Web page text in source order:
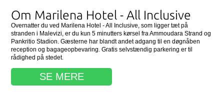
Om Marilena Hotel - All Inclusive
Overnatter du ved Marilena Hotel - All Inclusive, som ligger tæt på
stranden i Malevizi, er du kun 5 minutters kørsel fra Ammoudara Strand og
Pankritio Stadion. Gæsterne har blandt andet adgang til en døgnåben
reception og bagageopbevaring. Gratis selvstændig parkering er til
rådighed på stedet.
SE MERE